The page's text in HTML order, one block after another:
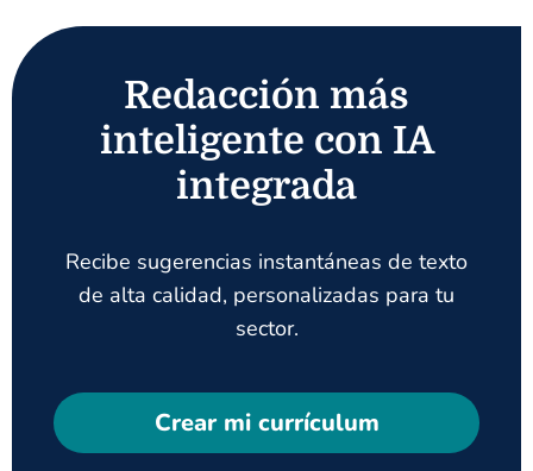
Redacción más
inteligente con IA
integrada
Recibe sugerencias instantáneas de texto
de alta calidad, personalizadas para tu
sector.
Crear mi currículum